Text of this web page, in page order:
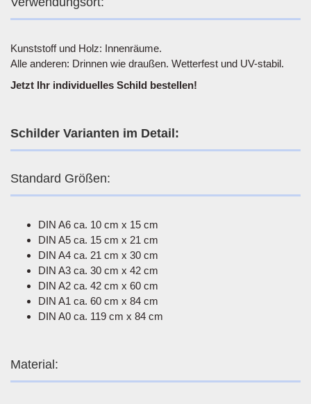
Kunststoff und Holz: Innenräume.
Alle anderen: Drinnen wie draußen. Wetterfest und UV-stabil.
Jetzt Ihr individuelles Schild bestellen!
Schilder Varianten im Detail:
Standard Größen:
DIN A6 ca. 10 cm x 15 cm
DIN A5 ca. 15 cm x 21 cm
DIN A4 ca. 21 cm x 30 cm
DIN A3 ca. 30 cm x 42 cm
DIN A2 ca. 42 cm x 60 cm
DIN A1 ca. 60 cm x 84 cm
DIN A0 ca. 119 cm x 84 cm
Material: